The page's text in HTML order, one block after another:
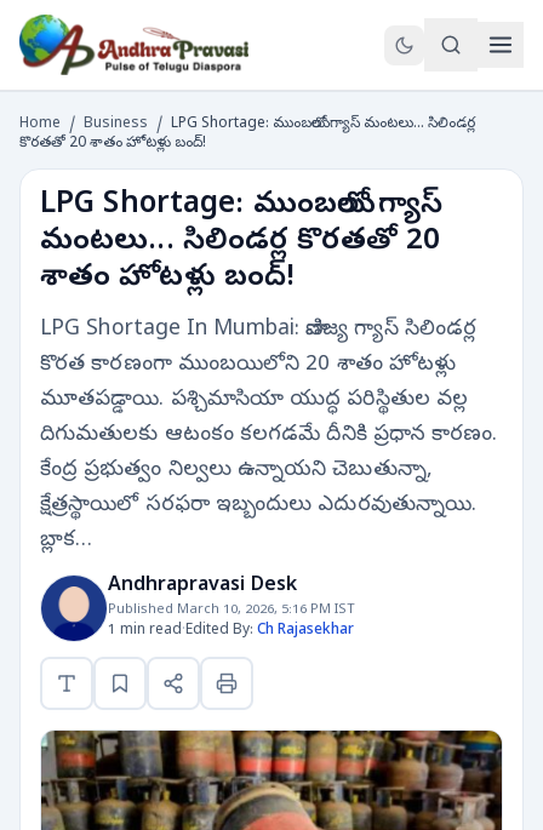
Home / Business / LPG Shortage: ముంబయిలో గ్యాస్ మంటలు... సిలిండర్ల
కొరతతో 20 శాతం హోటళ్లు బంద్!
LPG Shortage: ముంబయిలో గ్యాస్
మంటలు... సిలిండర్ల కొరతతో 20
శాతం హోటళ్లు బంద్!
LPG Shortage In Mumbai: వాణిజ్య గ్యాస్ సిలిండర్ల
కొరత కారణంగా ముంబయిలోని 20 శాతం హోటళ్లు
మూతపడ్డాయి. పశ్చిమాసియా యుద్ధ పరిస్థితుల వల్ల
దిగుమతులకు ఆటంకం కలగడమే దీనికి ప్రధాన కారణం.
కేంద్ర ప్రభుత్వం నిల్వలు ఉన్నాయని చెబుతున్నా,
క్షేత్రస్థాయిలో సరఫరా ఇబ్బందులు ఎదురవుతున్నాయి.
బ్లాక…
Andhrapravasi Desk
Published March 10, 2026, 5:16 PM IST
1 min read·Edited By: Ch Rajasekhar